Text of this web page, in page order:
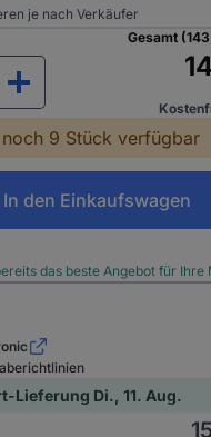
je nach Verkäufer
Gesamt
9 Stück verfügbar
In den Einkaufswagen
das beste Angebot für Ihre
Lieferung Di., 11. Aug.